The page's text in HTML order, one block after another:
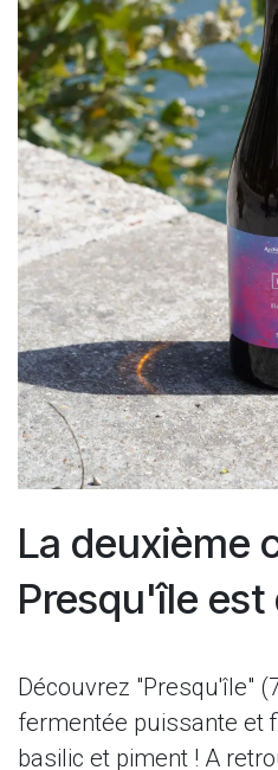
La deuxième​
Presqu'île est
Découvrez "Presqu'île"
fermentée puissante et
basilic et piment ! A